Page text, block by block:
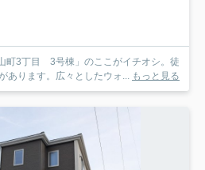
町3丁目 3号棟」のここがイチオシ。徒
あります。広々としたウォ... もっと見る